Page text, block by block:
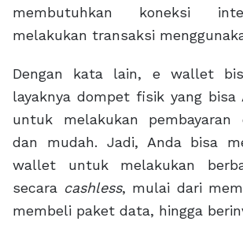
membutuhkan koneksi
melakukan transaksi
Dengan kata lain, e wallet
layaknya dompet fisik yang bisa
untuk melakukan pembayaran
dan mudah. Jadi, Anda bisa
wallet untuk melakukan
secara cashless, mulai dari
membeli paket data, hingga